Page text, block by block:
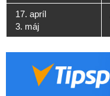
17. apríl
3. máj